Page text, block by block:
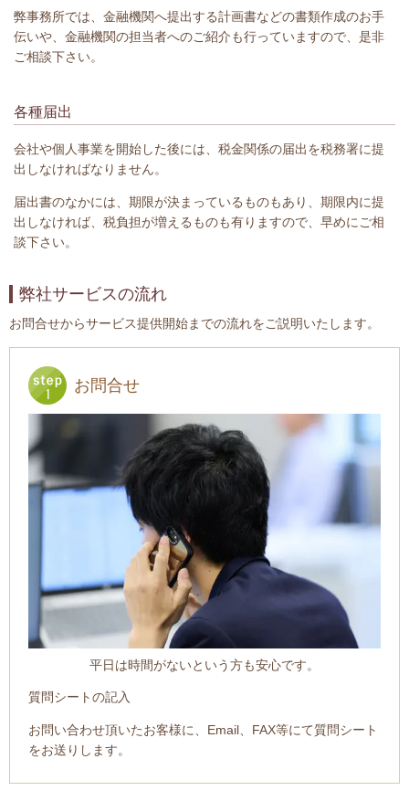
弊事務所では、金融機関へ提出する計画書などの書類作成のお手
伝いや、金融機関の担当者へのご紹介も行っていますので、是非
ご相談下さい。
各種届出
会社や個人事業を開始した後には、税金関係の届出を税務署に提
出しなければなりません。
届出書のなかには、期限が決まっているものもあり、期限内に提
出しなければ、税負担が増えるものも有りますので、早めにご相
談下さい。
弊社サービスの流れ
お問合せからサービス提供開始までの流れをご説明いたします。
お問合せ
平日は時間がないという方も安心です。
質問シートの記入
お問い合わせ頂いたお客様に、Email、FAX等にて質問シート
をお送りします。